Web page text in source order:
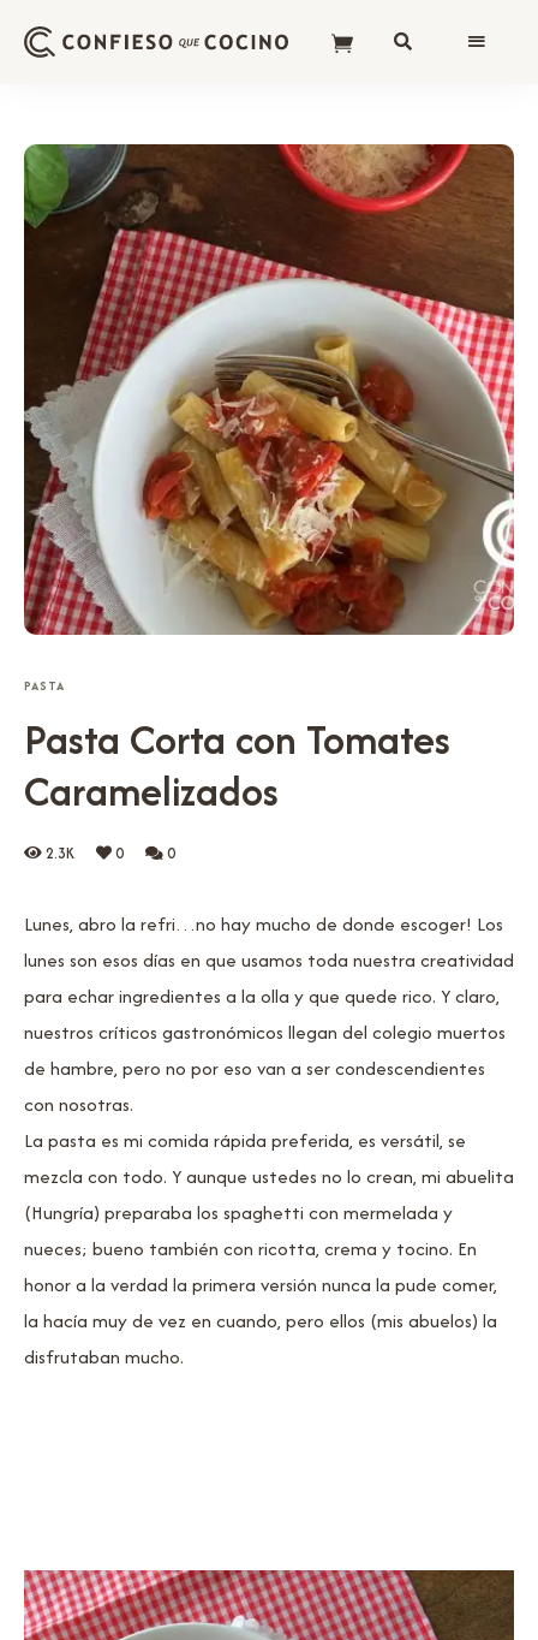
PASTA
Pasta Corta con Tomates
Caramelizados
2.3K 0 0
Lunes, abro la refri…no hay mucho de donde escoger! Los
lunes son esos días en que usamos toda nuestra creatividad
para echar ingredientes a la olla y que quede rico. Y claro,
nuestros críticos gastronómicos llegan del colegio muertos
de hambre, pero no por eso van a ser condescendientes
con nosotras.
La pasta es mi comida rápida preferida, es versátil, se
mezcla con todo. Y aunque ustedes no lo crean, mi abuelita
(Hungría) preparaba los spaghetti con mermelada y
nueces; bueno también con ricotta, crema y tocino. En
honor a la verdad la primera versión nunca la pude comer,
la hacía muy de vez en cuando, pero ellos (mis abuelos) la
disfrutaban mucho.